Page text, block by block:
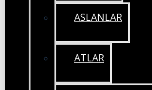
ASLANLAR
ATLAR